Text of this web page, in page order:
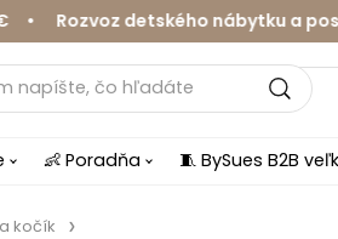
detského nábytku a
👶 Poradňa 🧵 BySues B2B
kočík